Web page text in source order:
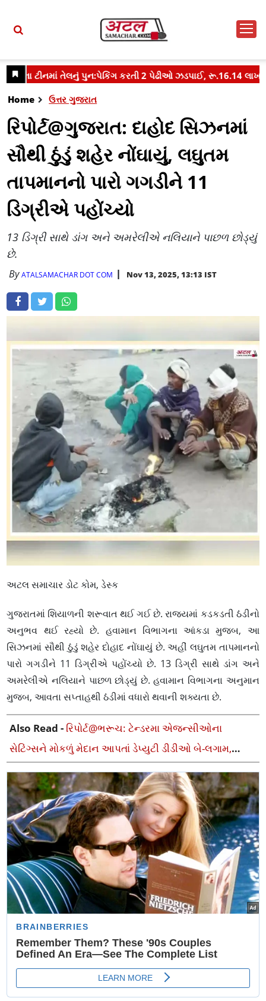
Home ઉત્તર ગુજરાત
રિપોર્ટ@ગુજરાત: દાહોદ સિઝનમાં
સૌથી ઠુંડું શહેર નોંઘાયું, લઘુતમ
તાપમાનનો પારો ગગડીને 11
ડિગ્રીએ પહોંચ્યો
13 ડિગ્રી સાથે ડાંગ અને અમરેલીએ નલિયાને પાછળ છોડ્યું
છે.
ByATALSAMACHAR DOT COM Nov 13, 2025, 13:13 IST
અટલ સમાચાર ડોટ કોમ, ડેસ્ક
ગુજરાતમાં શિયાળની શરૂવાત થઈ ગઈ છે. રાજ્યમાં કડકડતી ઠંડીનો
અનુભવ થઈ રહ્યો છે. હવામાન વિભાગના આંકડા મુજબ, આ
સિઝનમાં સૌથી ઠુંડું શહેર દોહાદ નોંઘાયું છે. અહીં લઘુતમ તાપમાનનો
પારો ગગડીને 11 ડિગ્રીએ પહોંચ્યો છે. 13 ડિગ્રી સાથે ડાંગ અને
અમરેલીએ નલિયાને પાછળ છોડ્યું છે. હવામાન વિભાગના અનુમાન
મુજબ, આવતા સપ્તાહથી ઠંડીમાં વધારો થવાની શક્યતા છે.
Also Read - રિપોર્ટ@ભરૂચ: ટેન્ડરમા એજન્સીઓના
સેટિંગ્સને મોકળું મેદાન આપતાં ડેપ્યુટી ડીડીઓ બે-લગામ,
સ્વાર્થ કે નિ:શુલ્ક?